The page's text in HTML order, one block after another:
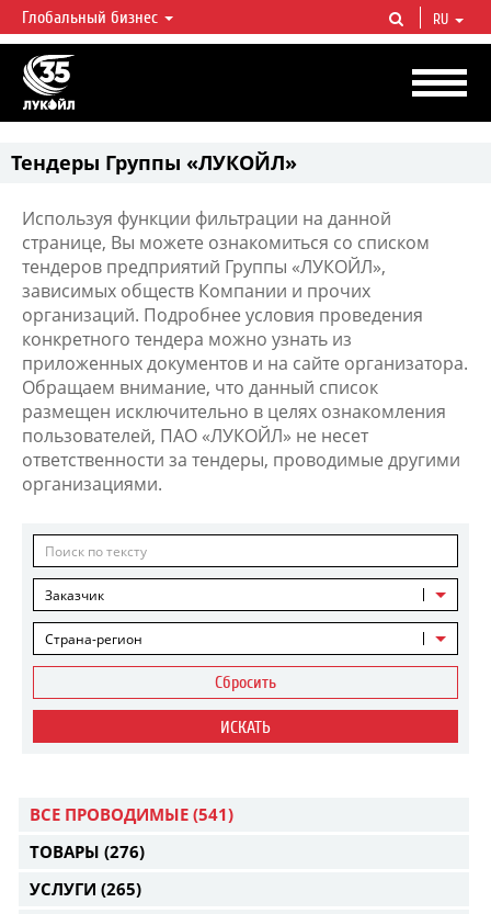
ЛУКОЙЛ СЕГОДНЯ
ЛУКОЙЛ — одна из крупнейших вертикально интегрированных
нефтегазовых компаний в мире, на долю которой приходится более 2%
мировой добычи нефти и около 1% доказанных запасов углеводородов.
Глобальный бизнес RU
Тендеры Группы «ЛУКОЙЛ»
Используя функции фильтрации на данной
странице, Вы можете ознакомиться со списком
тендеров предприятий Группы «ЛУКОЙЛ»,
зависимых обществ Компании и прочих
организаций. Подробнее условия проведения
конкретного тендера можно узнать из
приложенных документов и на сайте организатора.
Обращаем внимание, что данный список
размещен исключительно в целях ознакомления
пользователей, ПАО «ЛУКОЙЛ» не несет
ответственности за тендеры, проводимые другими
организациями.
Заказчик
Страна-регион
Сбросить
ИСКАТЬ
ВСЕ ПРОВОДИМЫЕ (541)
ТОВАРЫ (276)
УСЛУГИ (265)